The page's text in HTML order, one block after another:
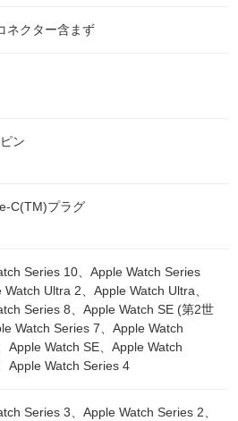
ネクター含まず
ン
C(TM)プラグ
Series 10、Apple Watch Series
Watch Ultra 2、Apple Watch Ultra、
Series 8、Apple Watch SE (第2世
Watch Series 7、Apple Watch
Apple Watch SE、Apple Watch
Apple Watch Series 4
Series 3、Apple Watch Series 2、